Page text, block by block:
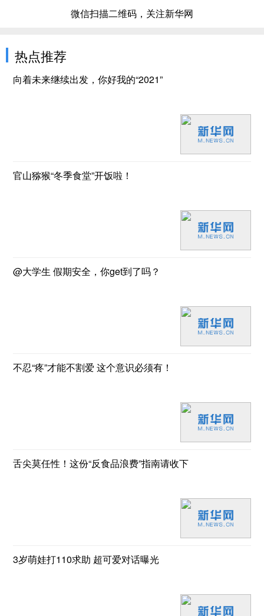
微信扫描二维码，关注新华网
热点推荐
向着未来继续出发，你好我的“2021”
官山猕猴“冬季食堂”开饭啦！
@大学生 假期安全，你get到了吗？
不忍“疼”才能不割爱 这个意识必须有！
舌尖莫任性！这份“反食品浪费”指南请收下
3岁萌娃打110求助 超可爱对话曝光